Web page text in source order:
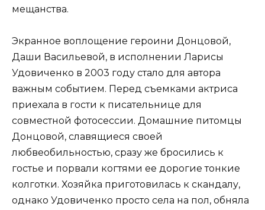
мещанства.
Экранное воплощение героини Донцовой,
Даши Васильевой, в исполнении Ларисы
Удовиченко в 2003 году стало для автора
важным событием. Перед съемками актриса
приехала в гости к писательнице для
совместной фотосессии. Домашние питомцы
Донцовой, славящиеся своей
любвеобильностью, сразу же бросились к
гостье и порвали когтями ее дорогие тонкие
колготки. Хозяйка приготовилась к скандалу,
однако Удовиченко просто села на пол, обняла